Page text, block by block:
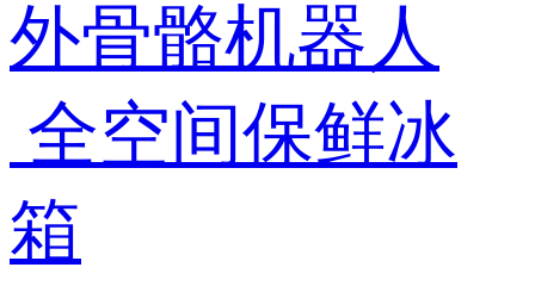
外骨骼机器人
全空间保鲜冰
箱